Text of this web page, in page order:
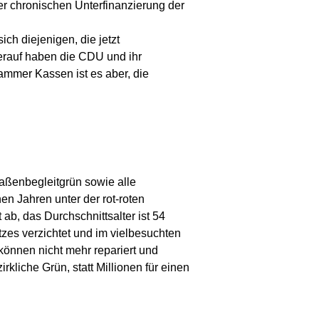
chronischen Unterfinanzierung der
diejenigen, die jetzt
haben die CDU und ihr
Kassen ist es aber, die
sowie alle
Jahren unter der rot-roten
das Durchschnittsalter ist 54
verzichtet und im vielbesuchten
nicht mehr repariert und
Grün, statt Millionen für einen